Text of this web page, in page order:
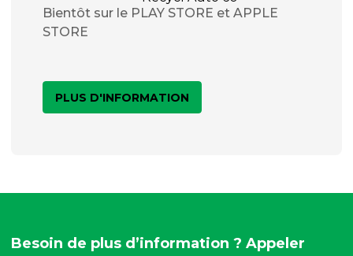
Bientôt sur le PLAY STORE et APPLE
STORE
PLUS D'INFORMATION
Besoin de plus d’information ? Appeler